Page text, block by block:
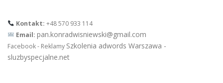
Kontakt: +48 570 933 114
Email: pan.konradwisniewski@gmail.com
Facebook - Reklamy Szkolenia adwords Warszawa -
sluzbyspecjalne.net